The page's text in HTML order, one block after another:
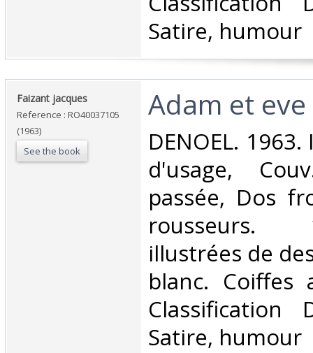
Satire, humour‎
‎Faizant jacques‎
Reference : RO40037105
(1963)
See the book
‎Adam et
‎DENOEL.
d'usage,
passée, Dos
rousseurs.
illustrées de
blanc. Coiffes
Classification
Satire, humour‎